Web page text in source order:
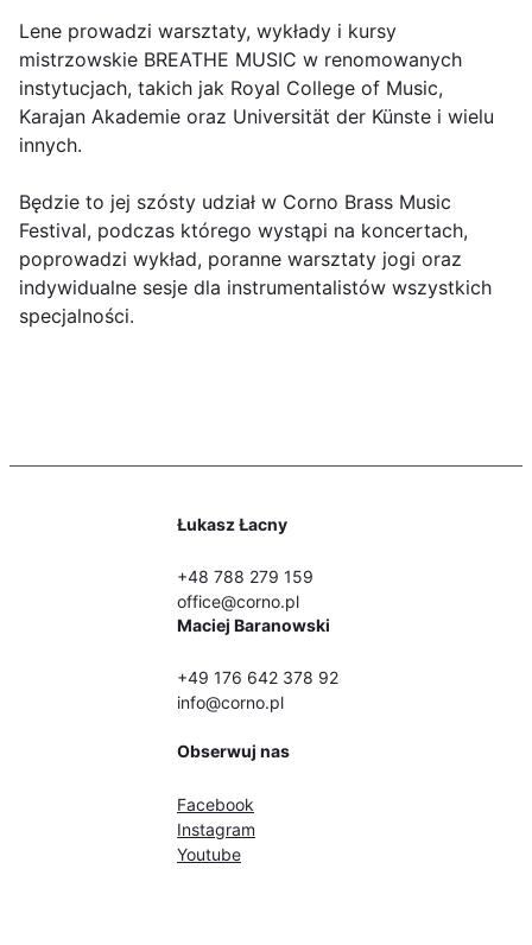
Lene prowadzi warsztaty, wykłady i kursy
mistrzowskie BREATHE MUSIC w renomowanych
instytucjach, takich jak Royal College of Music,
Karajan Akademie oraz Universität der Künste i wielu
innych.
Będzie to jej szósty udział w Corno Brass Music
Festival, podczas którego wystąpi na koncertach,
poprowadzi wykład, poranne warsztaty jogi oraz
indywidualne sesje dla instrumentalistów wszystkich
specjalności.
Łukasz Łacny
+48 788 279 159
office@corno.pl
Maciej Baranowski
+49 176 642 378 92
info@corno.pl
Obserwuj nas
Facebook
Instagram
Youtube